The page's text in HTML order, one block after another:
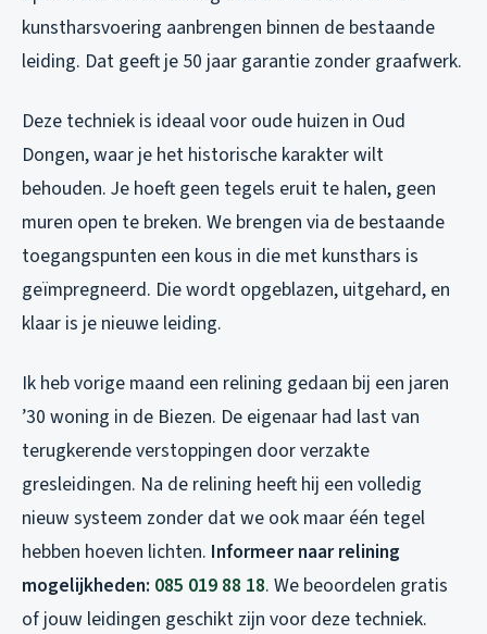
kunstharsvoering aanbrengen binnen de bestaande
leiding. Dat geeft je 50 jaar garantie zonder graafwerk.
Deze techniek is ideaal voor oude huizen in Oud
Dongen, waar je het historische karakter wilt
behouden. Je hoeft geen tegels eruit te halen, geen
muren open te breken. We brengen via de bestaande
toegangspunten een kous in die met kunsthars is
geïmpregneerd. Die wordt opgeblazen, uitgehard, en
klaar is je nieuwe leiding.
Ik heb vorige maand een relining gedaan bij een jaren
’30 woning in de Biezen. De eigenaar had last van
terugkerende verstoppingen door verzakte
gresleidingen. Na de relining heeft hij een volledig
nieuw systeem zonder dat we ook maar één tegel
hebben hoeven lichten. Informeer naar relining
mogelijkheden: 085 019 88 18. We beoordelen gratis
of jouw leidingen geschikt zijn voor deze techniek.